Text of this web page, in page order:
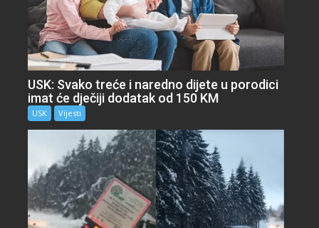
USK: Svako treće i naredno dijete u porodici
imat će dječiji dodatak od 150 KM
USK Vijesti